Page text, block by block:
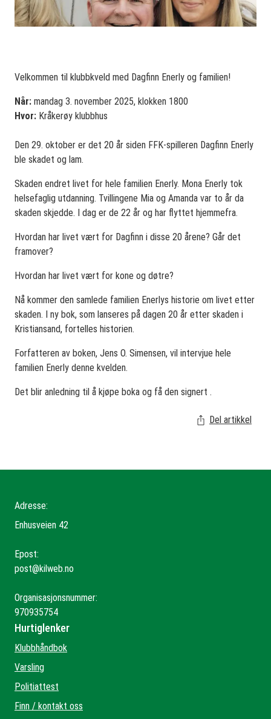
Velkommen til klubbkveld med Dagfinn Enerly og familien!
Når: mandag 3. november 2025, klokken 1800
Hvor: Kråkerøy klubbhus
Den 29. oktober er det 20 år siden FFK-spilleren Dagfinn Enerly
ble skadet og lam.
Skaden endret livet for hele familien Enerly. Mona Enerly tok
helsefaglig utdanning. Tvillingene Mia og Amanda var to år da
skaden skjedde. I dag er de 22 år og har flyttet hjemmefra.
Hvordan har livet vært for Dagfinn i disse 20 årene? Går det
framover?
Hvordan har livet vært for kone og døtre?
Nå kommer den samlede familien Enerlys historie om livet etter
skaden. I ny bok, som lanseres på dagen 20 år etter skaden i
Kristiansand, fortelles historien.
Forfatteren av boken, Jens O. Simensen, vil intervjue hele
familien Enerly denne kvelden.
Det blir anledning til å kjøpe boka og få den signert .
Del artikkel
Adresse:
Enhusveien 42
Epost:
post@kilweb.no
Organisasjonsnummer:
970935754
Hurtiglenker
Klubbhåndbok
Varsling
Politiattest
Finn / kontakt oss